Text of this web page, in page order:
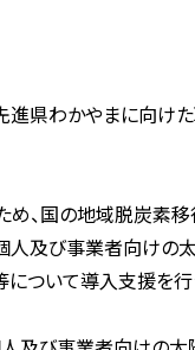
かやまに向けた取
の地域脱炭素移行
び事業者向けの太
て導入支援を行う